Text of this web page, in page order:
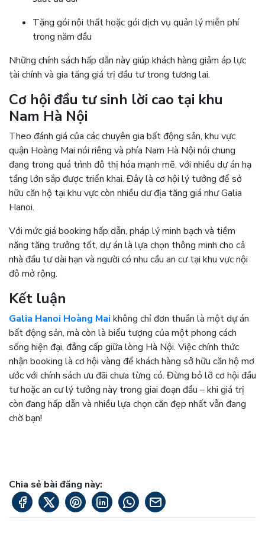
Tặng gói nội thất hoặc gói dịch vụ quản lý miễn phí
trong năm đầu
Những chính sách hấp dẫn này giúp khách hàng giảm áp lực
tài chính và gia tăng giá trị đầu tư trong tương lai.
Cơ hội đầu tư sinh lời cao tại khu
Nam Hà Nội
Theo đánh giá của các chuyên gia bất động sản, khu vực
quận Hoàng Mai nói riêng và phía Nam Hà Nội nói chung
đang trong quá trình đô thị hóa mạnh mẽ, với nhiều dự án hạ
tầng lớn sắp được triển khai. Đây là cơ hội lý tưởng để sở
hữu căn hộ tại khu vực còn nhiều dư địa tăng giá như Galia
Hanoi.
Với mức giá booking hấp dẫn, pháp lý minh bạch và tiềm
năng tăng trưởng tốt, dự án là lựa chọn thông minh cho cả
nhà đầu tư dài hạn và người có nhu cầu an cư tại khu vực nội
đô mở rộng.
Kết luận
Galia Hanoi Hoàng Mai không chỉ đơn thuần là một dự án
bất động sản, mà còn là biểu tượng của một phong cách
sống hiện đại, đẳng cấp giữa lòng Hà Nội. Việc chính thức
nhận booking là cơ hội vàng để khách hàng sở hữu căn hộ mơ
ước với chính sách ưu đãi chưa từng có. Đừng bỏ lỡ cơ hội đầu
tư hoặc an cư lý tưởng này trong giai đoạn đầu – khi giá trị
còn đang hấp dẫn và nhiều lựa chọn căn đẹp nhất vẫn đang
chờ bạn!
Chia sẻ bài đăng này: